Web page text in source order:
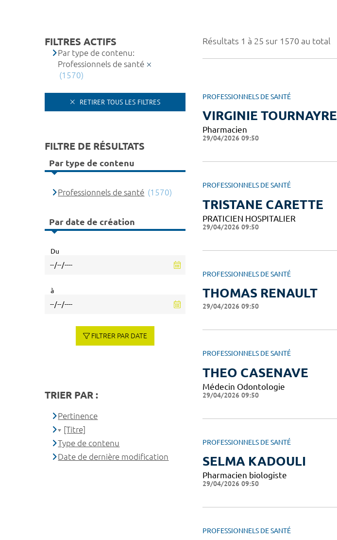
Résultats 1 à 25 sur 1570 au total
PROFESSIONNELS DE SANTÉ
VIRGINIE TOURNAYRE
Pharmacien
29/04/2026 09:50
PROFESSIONNELS DE SANTÉ
TRISTANE CARETTE
PRATICIEN HOSPITALIER
29/04/2026 09:50
PROFESSIONNELS DE SANTÉ
THOMAS RENAULT
29/04/2026 09:50
PROFESSIONNELS DE SANTÉ
THEO CASENAVE
Médecin Odontologie
29/04/2026 09:50
PROFESSIONNELS DE SANTÉ
SELMA KADOULI
Pharmacien biologiste
29/04/2026 09:50
PROFESSIONNELS DE SANTÉ
FILTRES ACTIFS
Par type de contenu:
Professionnels de santé
(1570)
RETIRER TOUS LES FILTRES
FILTRE DE RÉSULTATS
Par type de contenu
Professionnels de santé (1570)
Par date de création
Du
à
FILTRER PAR DATE
TRIER PAR :
Pertinence
[Titre]
Type de contenu
Date de dernière modification